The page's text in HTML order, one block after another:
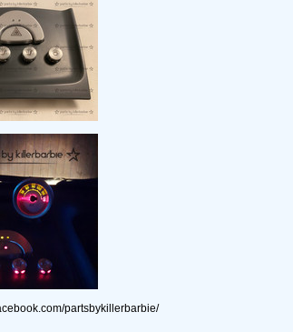
partsbykillerbarbie/